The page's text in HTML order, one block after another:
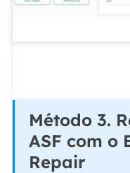
Método 3.
ASF com o
Repair